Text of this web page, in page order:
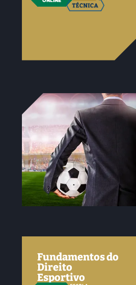
Fundamentos do
Direito
Esportivo